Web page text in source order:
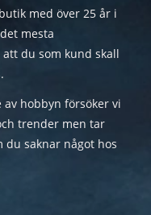
med över 25 år i
mesta
du som kund skall
av hobbyn försöker vi
trender men tar
du saknar något hos